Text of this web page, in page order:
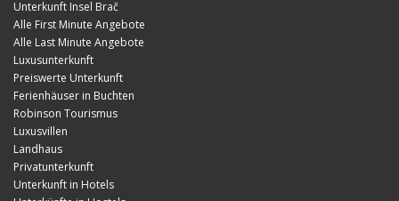
Unterkunft Insel Brač
Alle First Minute Angebote
Alle Last Minute Angebote
Luxusunterkunft
Preiswerte Unterkunft
Ferienhäuser in Buchten
Robinson Tourismus
Luxusvillen
Landhaus
Privatunterkunft
Unterkunft in Hotels